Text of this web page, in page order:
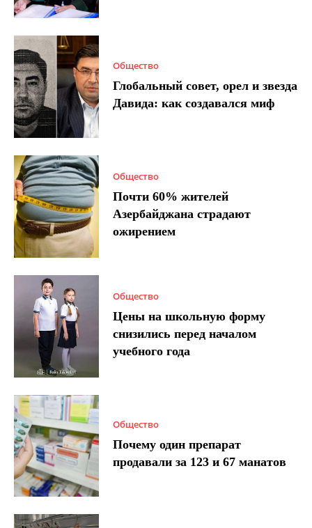
Общество
Глобальный совет, орел и звезда
Давида: как создавался миф
Общество
Почти 60% жителей
Азербайджана страдают
ожирением
Общество
Цены на школьную форму
снизились перед началом
учебного года
Общество
Почему один препарат
продавали за 123 и 67 манатов